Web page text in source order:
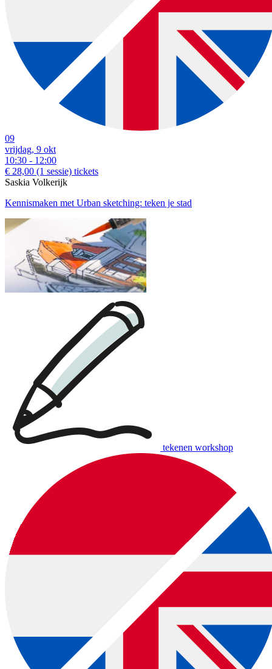
09
vrijdag, 9 okt
10:30 - 12:00
€ 28,00 (1 sessie) tickets
Saskia Volkerijk
Kennismaken met Urban sketching: teken je stad
tekenen workshop